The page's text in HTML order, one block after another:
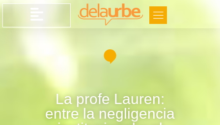
La profe Lauren:
entre la negligencia